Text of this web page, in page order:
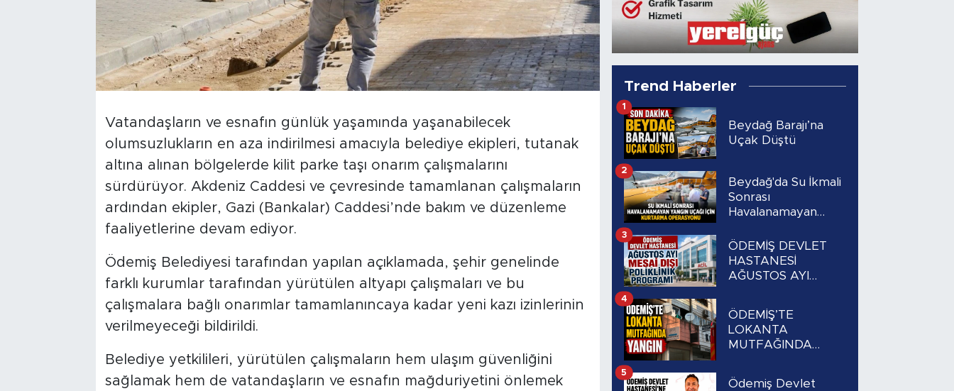
Vatandaşların ve esnafın günlük yaşamında yaşanabilecek
olumsuzlukların en aza indirilmesi amacıyla belediye ekipleri, tutanak
altına alınan bölgelerde kilit parke taşı onarım çalışmalarını
sürdürüyor. Akdeniz Caddesi ve çevresinde tamamlanan çalışmaların
ardından ekipler, Gazi (Bankalar) Caddesi’nde bakım ve düzenleme
faaliyetlerine devam ediyor.
Ödemiş Belediyesi tarafından yapılan açıklamada, şehir genelinde
farklı kurumlar tarafından yürütülen altyapı çalışmaları ve bu
çalışmalara bağlı onarımlar tamamlanıncaya kadar yeni kazı izinlerinin
verilmeyeceği bildirildi.
Belediye yetkilileri, yürütülen çalışmaların hem ulaşım güvenliğini
sağlamak hem de vatandaşların ve esnafın mağduriyetini önlemek
Trend Haberler
Beydağ Barajı’na
Uçak Düştü
1
Beydağ'da Su İkmali
Sonrası
Havalanamayan
Kurtarma
Operasyonu
2
ÖDEMİŞ DEVLET
HASTANESİ
AĞUSTOS AYI
POLİKLİNİK
PROGRAMI
3
ÖDEMİŞ’TE
LOKANTA
MUTFAĞINDA
4
Ödemiş Devlet
5